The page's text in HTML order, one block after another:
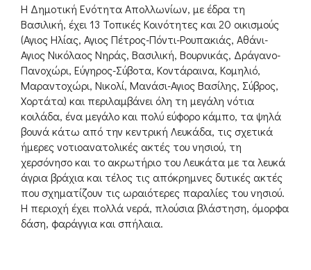
Η Δημοτική Ενότητα Απολλωνίων, με έδρα τη
Βασιλική, έχει 13 Τοπικές Κοινότητες και 20 οικισμούς
(Αγιος Ηλίας, Αγιος Πέτρος-Πόντι-Ρουπακιάς, Αθάνι-
Αγιος Νικόλαος Νηράς, Βασιλική, Βουρνικάς, Δράγανο-
Πανοχώρι, Εύγηρος-Σύβοτα, Κοντάραινα, Κομηλιό,
Μαραντοχώρι, Νικολί, Μανάσι-Αγιος Βασίλης, Σύβρος,
Χορτάτα) και περιλαμβάνει όλη τη μεγάλη νότια
κοιλάδα, ένα μεγάλο και πολύ εύφορο κάμπο, τα ψηλά
βουνά κάτω από την κεντρική Λευκάδα, τις σχετικά
ήμερες νοτιοανατολικές ακτές του νησιού, τη
χερσόνησο και το ακρωτήριο του Λευκάτα με τα λευκά
άγρια βράχια και τέλος τις απόκρημνες δυτικές ακτές
που σχηματίζουν τις ωραιότερες παραλίες του νησιού.
Η περιοχή έχει πολλά νερά, πλούσια βλάστηση, όμορφα
δάση, φαράγγια και σπήλαια.